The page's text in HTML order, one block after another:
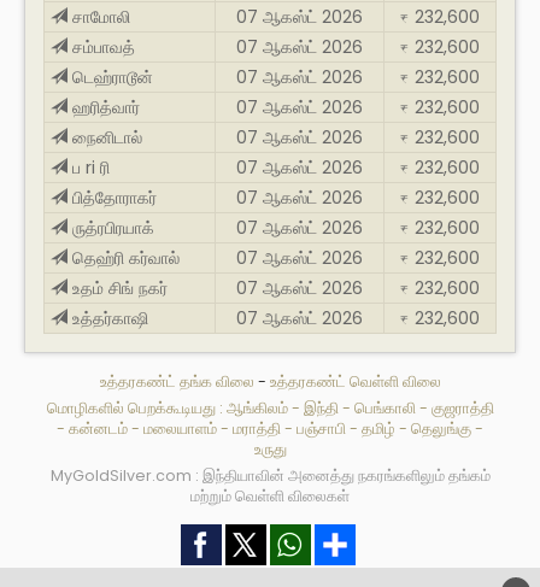
சாமோலி
07 ஆகஸ்ட் 2026 ₹ 232,600
சம்பாவத்
07 ஆகஸ்ட் 2026 ₹ 232,600
டெஹ்ராடூன்
07 ஆகஸ்ட் 2026 ₹ 232,600
ஹரித்வார்
07 ஆகஸ்ட் 2026 ₹ 232,600
நைனிடால்
07 ஆகஸ்ட் 2026 ₹ 232,600
ப ri ரி
07 ஆகஸ்ட் 2026 ₹ 232,600
பித்தோராகர்
07 ஆகஸ்ட் 2026 ₹ 232,600
ருத்ரபிரயாக்
07 ஆகஸ்ட் 2026 ₹ 232,600
தெஹ்ரி கர்வால்
07 ஆகஸ்ட் 2026 ₹ 232,600
உதம் சிங் நகர்
07 ஆகஸ்ட் 2026 ₹ 232,600
உத்தர்காஷி
07 ஆகஸ்ட் 2026 ₹ 232,600
உத்தரகண்ட் தங்க விலை - உத்தரகண்ட் வெள்ளி விலை
மொழிகளில் பெறக்கூடியது : ஆங்கிலம்- இந்தி- பெங்காலி- குஜராத்தி
- கன்னடம்- மலையாளம்- மராத்தி- பஞ்சாபி- தமிழ் - தெலுங்கு-
உருது
MyGoldSilver.com : இந்தியாவின் அனைத்து நகரங்களிலும் தங்கம்
மற்றும் வெள்ளி விலைகள்